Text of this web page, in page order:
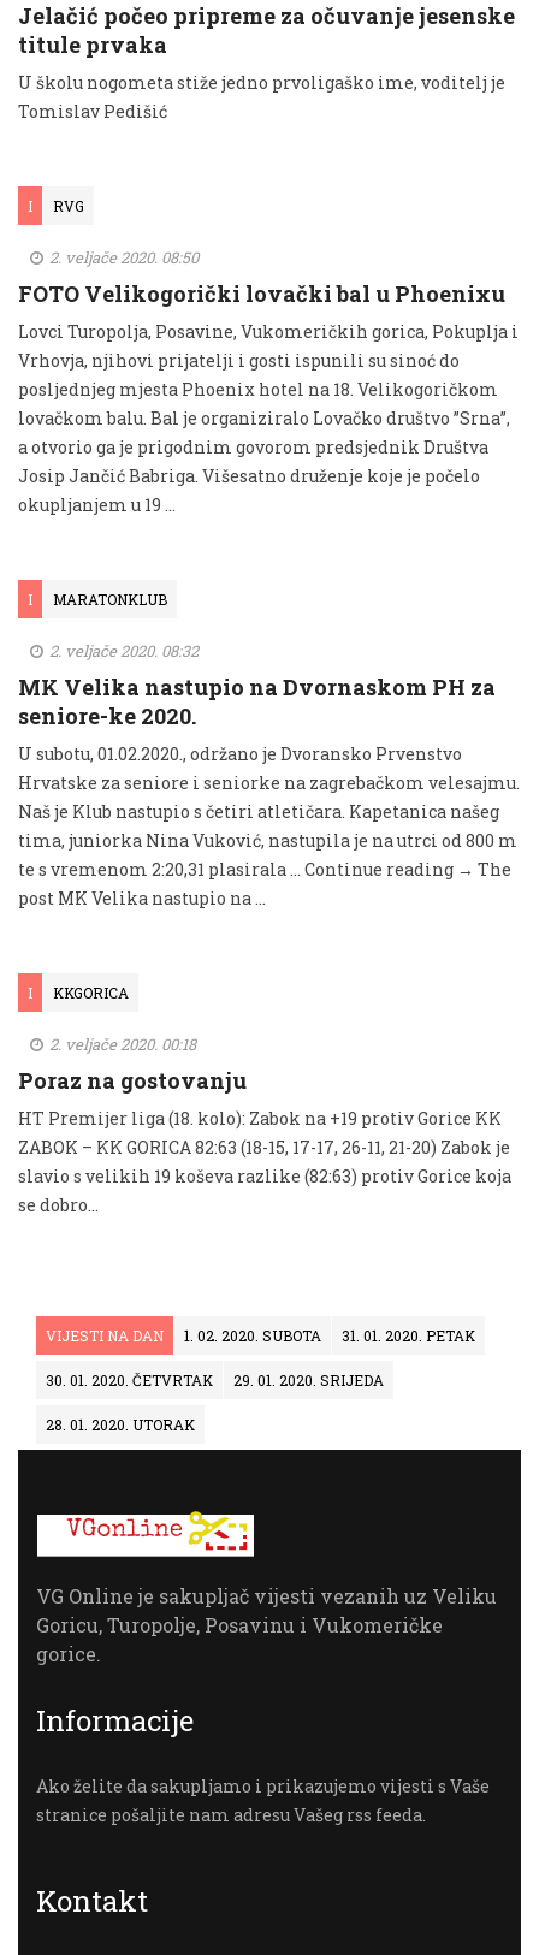
Jelačić počeo pripreme za očuvanje jesenske
titule prvaka
U školu nogometa stiže jedno prvoligaško ime, voditelj je
Tomislav Pedišić
I RVG
2. veljače 2020. 08:50
FOTO Velikogorički lovački bal u Phoenixu
Lovci Turopolja, Posavine, Vukomeričkih gorica, Pokuplja i
Vrhovja, njihovi prijatelji i gosti ispunili su sinoć do
posljednjeg mjesta Phoenix hotel na 18. Velikogoričkom
lovačkom balu. Bal je organiziralo Lovačko društvo ”Srna”,
a otvorio ga je prigodnim govorom predsjednik Društva
Josip Jančić Babriga. Višesatno druženje koje je počelo
okupljanjem u 19 …
I MARATONKLUB
2. veljače 2020. 08:32
MK Velika nastupio na Dvornaskom PH za
seniore-ke 2020.
U subotu, 01.02.2020., održano je Dvoransko Prvenstvo
Hrvatske za seniore i seniorke na zagrebačkom velesajmu.
Naš je Klub nastupio s četiri atletičara. Kapetanica našeg
tima, juniorka Nina Vuković, nastupila je na utrci od 800 m
te s vremenom 2:20,31 plasirala … Continue reading → The
post MK Velika nastupio na …
I KKGORICA
2. veljače 2020. 00:18
Poraz na gostovanju
HT Premijer liga (18. kolo): Zabok na +19 protiv Gorice KK
ZABOK – KK GORICA 82:63 (18-15, 17-17, 26-11, 21-20) Zabok je
slavio s velikih 19 koševa razlike (82:63) protiv Gorice koja
se dobro...
VIJESTI NA DAN 1. 02. 2020. SUBOTA 31. 01. 2020. PETAK
30. 01. 2020. ČETVRTAK 29. 01. 2020. SRIJEDA
28. 01. 2020. UTORAK
VG Online je sakupljač vijesti vezanih uz Veliku
Goricu, Turopolje, Posavinu i Vukomeričke
gorice.
Informacije
Ako želite da sakupljamo i prikazujemo vijesti s Vaše
stranice pošaljite nam adresu Vašeg rss feeda.
Kontakt